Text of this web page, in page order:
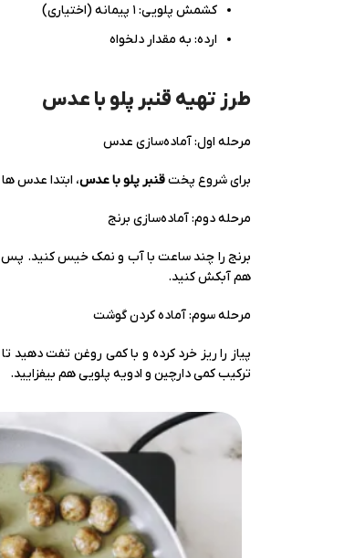
کشمش پلویی: ۱ پیمانه (اختیاری)
ارده: به مقدار دلخواه
طرز تهیه قنبر پلو با عدس
مرحله اول: آماده‌سازی عدس
برای شروع پختقنبر پلو با عدس، ابتدا عدس
مرحله دوم: آماده‌سازی برنج
برنج را چند ساعت با آب و نمک خیس کنید. پس
هم آبکش کنید.
مرحله سوم: آماده کردن گوشت
پیاز را ریز خرد کرده و با کمی روغن تفت دهید
ترکیب کمی دارچین و ادویه پلویی هم بیفزایید.